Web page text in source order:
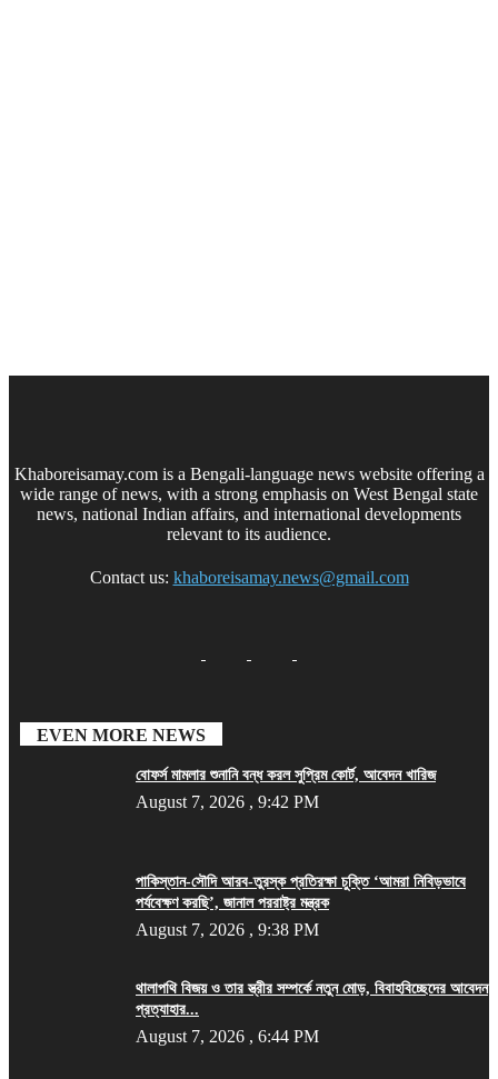
Khaboreisamay.com is a Bengali-language news website offering a
wide range of news, with a strong emphasis on West Bengal state
news, national Indian affairs, and international developments
relevant to its audience.
Contact us: khaboreisamay.news@gmail.com
EVEN MORE NEWS
বোফর্স মামলার শুনানি বন্ধ করল সুপ্রিম কোর্ট, আবেদন খারিজ
August 7, 2026 , 9:42 PM
পাকিস্তান-সৌদি আরব-তুরস্ক প্রতিরক্ষা চুক্তি ‘আমরা নিবিড়ভাবে
পর্যবেক্ষণ করছি’, জানাল পররাষ্ট্র মন্ত্রক
August 7, 2026 , 9:38 PM
থালাপথি বিজয় ও তার স্ত্রীর সম্পর্কে নতুন মোড়, বিবাহবিচ্ছেদের আবেদন
প্রত্যাহার...
August 7, 2026 , 6:44 PM